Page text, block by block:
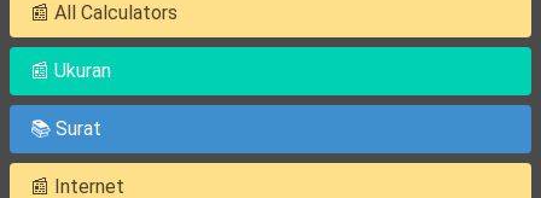
📰 All Calculators
📰 Ukuran
📚 Surat
📰 Internet